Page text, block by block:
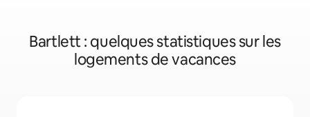
Bartlett : quelques statistiques sur les
logements de vacances